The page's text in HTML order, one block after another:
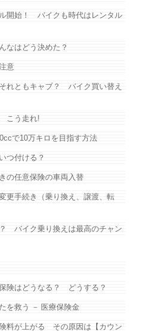
開始！ バイクも時代はレンタル
なはどう決めた？
意
れともキャブ？ バイク買い替え
こう走れ!
で10万キロを目指す方法
つ付ける？
の任意保険の車両入替
更手続き（乗り換え、譲渡、転
バイク乗り換えは最高のチャン
険はどうなる？ どうする？
を救う － 医療保険金
料が上がる その原因は【カウン